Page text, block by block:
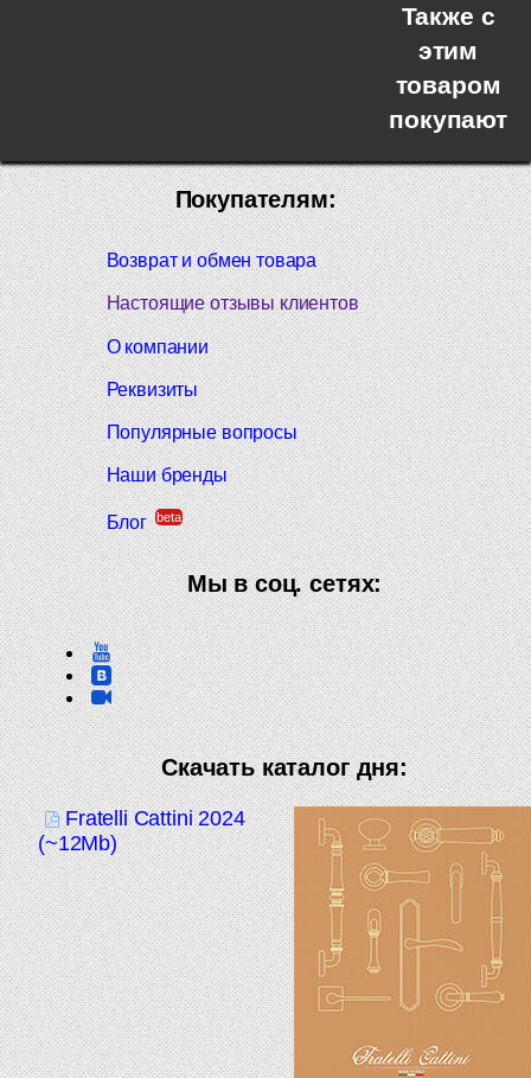
Также с
этим
товаром
покупают
Покупателям:
Возврат и обмен товара
Настоящие отзывы клиентов
О компании
Реквизиты
Популярные вопросы
Наши бренды
Блог beta
Мы в соц. сетях:
Скачать каталог дня:
Fratelli Cattini 2024
(~12Mb)